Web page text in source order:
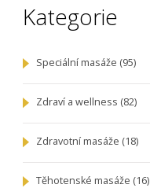
Kategorie
Speciální masáže (95)
Zdraví a wellness (82)
Zdravotní masáže (18)
Těhotenské masáže (16)